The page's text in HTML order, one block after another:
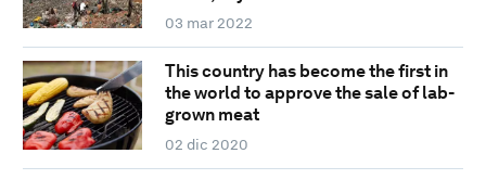
03 mar 2022
This country has become the first in
the world to approve the sale of lab-
grown meat
02 dic 2020